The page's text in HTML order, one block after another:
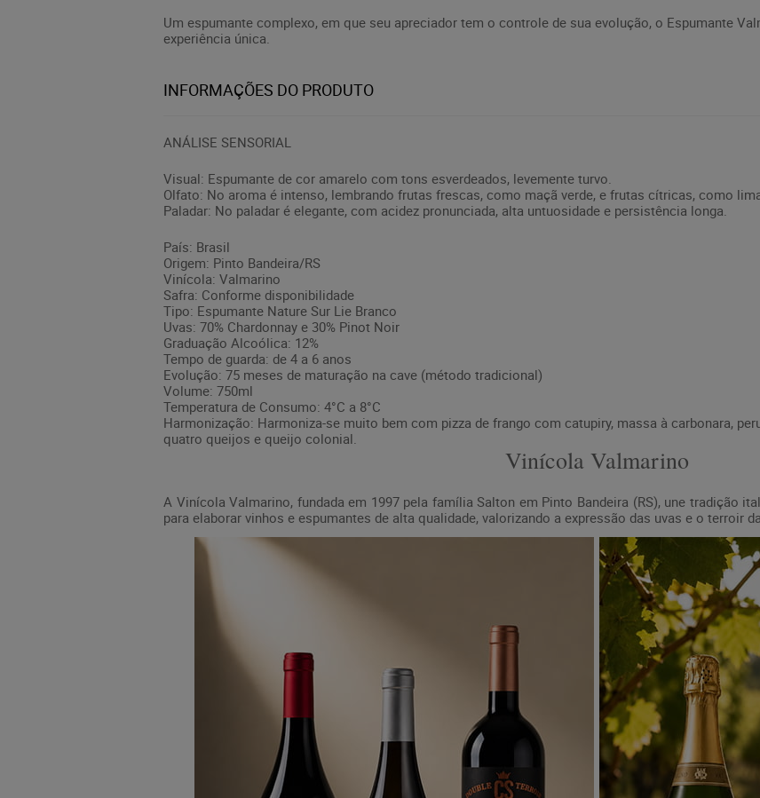
Um espumante complexo, em que seu apreciador tem o controle de sua evolução, o Espumante
experiência única.
INFORMAÇÕES DO PRODUTO
ANÁLISE SENSORIAL
Visual: Espumante de cor amarelo com tons esverdeados, levemente turvo.
Olfato: No aroma é intenso, lembrando frutas frescas, como maçã verde, e frutas cítricas, como
Paladar: No paladar é elegante, com acidez pronunciada, alta untuosidade e persistência longa.
País: Brasil
Origem: Pinto Bandeira/RS
Vinícola: Valmarino
Safra: Conforme disponibilidade
Tipo: Espumante Nature Sur Lie Branco
Uvas: 70% Chardonnay e 30% Pinot Noir
Graduação Alcoólica: 12%
Tempo de guarda: de 4 a 6 anos
Evolução: 75 meses de maturação na cave (método tradicional)
Volume: 750ml
Temperatura de Consumo: 4°C a 8°C
Harmonização: Harmoniza-se muito bem com pizza de frango com catupiry, massa à carbonara,
quatro queijos e queijo colonial.
Vinícola Valmarino
A Vinícola Valmarino, fundada em 1997 pela família Salton em Pinto Bandeira (RS), une tradição
para elaborar vinhos e espumantes de alta qualidade, valorizando a expressão das uvas e o terroir